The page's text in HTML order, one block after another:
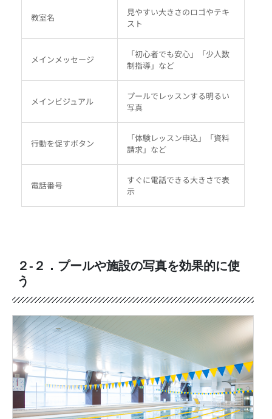
教室名
見やすい大きさのロゴやテキ
スト
メインメッセージ
「初心者でも安心」「少人数
制指導」など
メインビジュアル
プールでレッスンする明るい
写真
行動を促すボタン
「体験レッスン申込」「資料
請求」など
電話番号
すぐに電話できる大きさで表
示
２-２．プールや施設の写真を効果的に使
う